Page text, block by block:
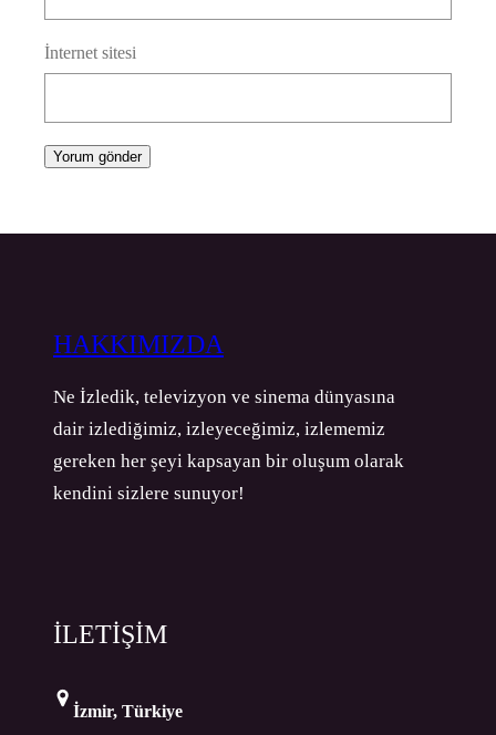
İnternet sitesi
HAKKIMIZDA
Ne İzledik, televizyon ve sinema dünyasına
dair izlediğimiz, izleyeceğimiz, izlememiz
gereken her şeyi kapsayan bir oluşum olarak
kendini sizlere sunuyor!
İLETİŞİM
İzmir, Türkiye